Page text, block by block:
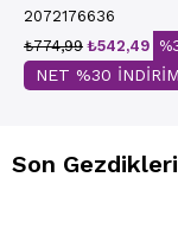
2072176636
₺542,49
₺774,99
NET %30 İNDİRİM
Son